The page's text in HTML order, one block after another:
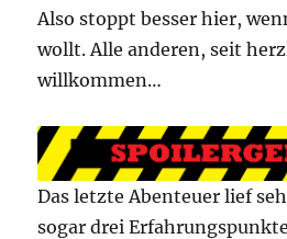
Also stoppt besser hier,
wollt. Alle anderen, seit
willkommen…
Das letzte Abenteuer lief
sogar drei